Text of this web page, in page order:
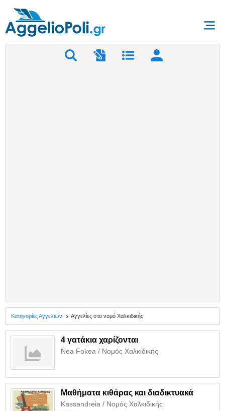
Κατηγορίες Αγγελιών Αγγελίες στο νομό Χαλκιδικής
4 γατάκια χαρίζονται
Nea Fokea / Νομός Χαλκιδικής
Μαθήματα κιθάρας και διαδικτυακά
Kassandreia / Νομός Χαλκιδικής